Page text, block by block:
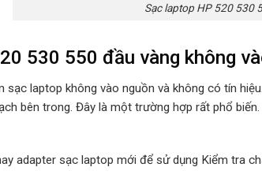
Sạc laptop HP 520 530
530 550 đầu vàng không
sạc laptop không vào nguồn và không có tín
bên trong. Đây là một trường hợp rất phổ
adapter sạc laptop mới để sử dụng Kiểm tra